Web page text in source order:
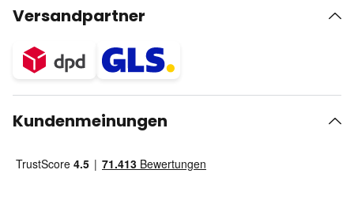
Versandpartner
Kundenmeinungen